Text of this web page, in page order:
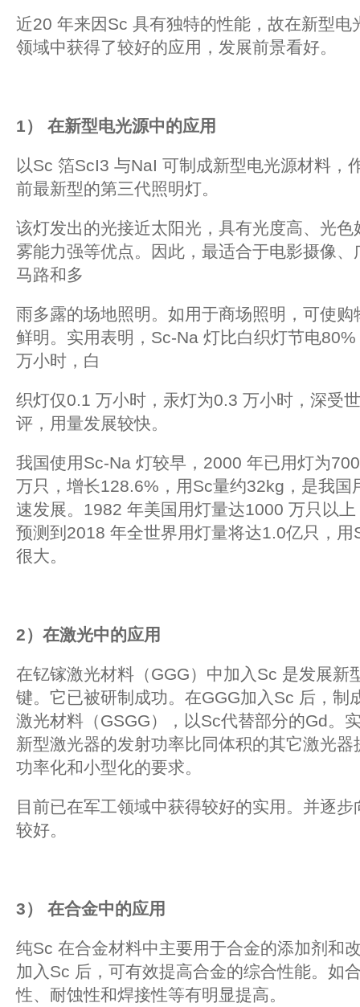
近20 年来因Sc 具有独特的性能，故在新型电
领域中获得了较好的应用，发展前景看好。
1） 在新型电光源中的应用
以Sc 箔ScI3 与NaI 可制成新型电光源材料，
前最新型的第三代照明灯。
该灯发出的光接近太阳光，具有光度高、光
雾能力强等优点。因此，最适合于电影摄像
马路和多
雨多露的场地照明。如用于商场照明，可使
鲜明。实用表明，Sc-Na 灯比白织灯节电
万小时，白
织灯仅0.1 万小时，汞灯为0.3 万小时，深受
评，用量发展较快。
我国使用Sc-Na 灯较早，2000 年已用灯为
万只，增长128.6%，用Sc量约32kg，是我国
速发展。1982 年美国用灯量达1000 万只以
预测到2018 年全世界用灯量将达1.0亿只，
很大。
2）在激光中的应用
在钇镓激光材料（GGG）中加入Sc 是发展新
键。它已被研制成功。在GGG加入Sc 后，制
激光材料（GSGG），以Sc代替部分的Gd。
新型激光器的发射功率比同体积的其它激光
功率化和小型化的要求。
目前已在军工领域中获得较好的实用。并逐
较好。
3） 在合金中的应用
纯Sc 在合金材料中主要用于合金的添加剂和
加入Sc 后，可有效提高合金的综合性能。如
性、耐蚀性和焊接性等有明显提高。